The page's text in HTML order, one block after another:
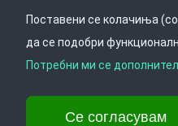
Врати се горе
Поставени се колачиња
да се подобри
Потребни ми се
Се согласувам